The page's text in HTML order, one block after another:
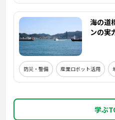
海の道
ンの実
防災・警備 産業ロボット活用
学ぶ